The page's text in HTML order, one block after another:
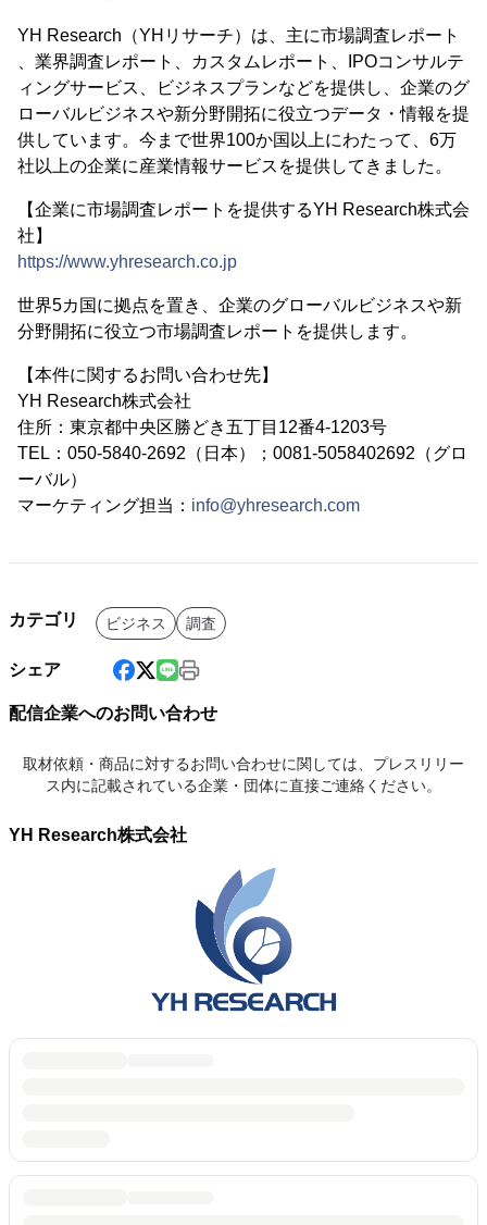
YH Research（YHリサーチ）は、主に市場調査レポート
、業界調査レポート、カスタムレポート、IPOコンサルテ
ィングサービス、ビジネスプランなどを提供し、企業のグ
ローバルビジネスや新分野開拓に役立つデータ・情報を提
供しています。今まで世界100か国以上にわたって、6万
社以上の企業に産業情報サービスを提供してきました。
【企業に市場調査レポートを提供するYH Research株式会
社】
https://www.yhresearch.co.jp
世界5カ国に拠点を置き、企業のグローバルビジネスや新
分野開拓に役立つ市場調査レポートを提供します。
【本件に関するお問い合わせ先】
YH Research株式会社
住所：東京都中央区勝どき五丁目12番4-1203号
TEL：050-5840-2692（日本）；0081-5058402692（グロ
ーバル）
マーケティング担当： info@yhresearch.com
カテゴリ ビジネス 調査
シェア
配信企業へのお問い合わせ
取材依頼・商品に対するお問い合わせに関しては、プレスリリー
ス内に記載されている企業・団体に直接ご連絡ください。
YH Research株式会社